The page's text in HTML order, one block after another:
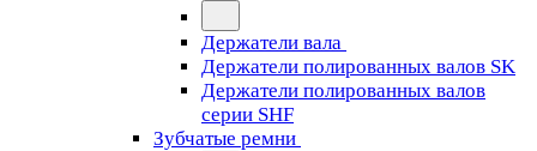
Держатели вала
Держатели полированных валов SK
Держатели полированных валов
серии SHF
Зубчатые ремни